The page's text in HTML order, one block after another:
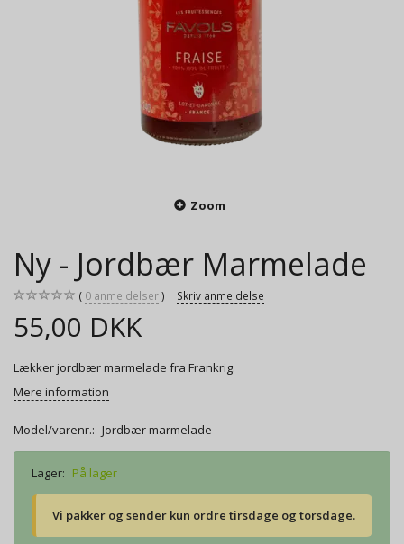
Zoom
Ny - Jordbær Marmelade
0 anmeldelser Skriv anmeldelse
55,00 DKK
Lækker jordbær marmelade fra Frankrig.
Mere information
Model/varenr.: Jordbær marmelade
Lager: På lager
Vi pakker og sender kun ordre tirsdage og torsdage.